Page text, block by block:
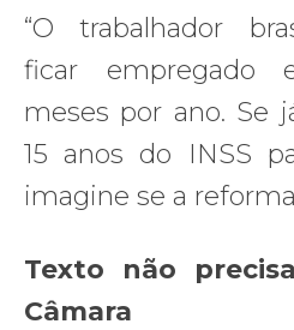
“O trabalhador
ficar empregado
meses por ano. Se
15 anos do INSS
imagine se a
Texto não
Câmara